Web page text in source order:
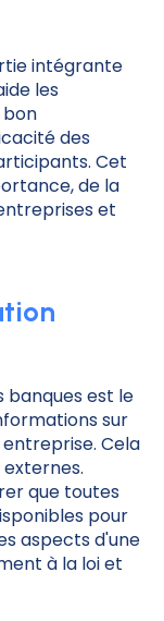
intégrante
les
des
Cet
de la
et
banques est le
sur
Cela
que toutes
pour
aspects d'une
à la loi et